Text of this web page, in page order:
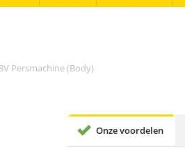
Persmachine (Body)
Onze voordelen